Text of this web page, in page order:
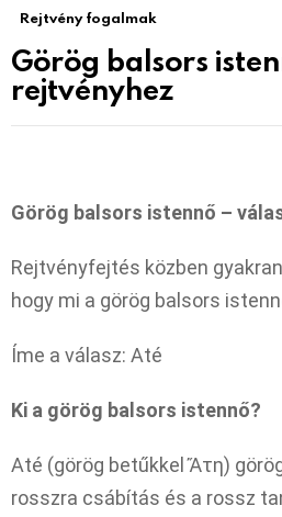
Rejtvény fogalmak
Görög balsors
rejtvényhez
Görög balsors istennő –
Rejtvényfejtés közben
hogy mi a görög balsors
Íme a válasz: Até
Ki a görög balsors istennő?
Até (görög betűkkel Ἄτη)
rosszra csábítás és a rossz